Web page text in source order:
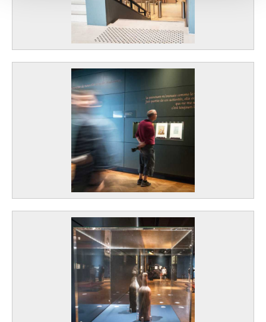
ou qu'ils ont collectées lors de votre utilisation de leurs